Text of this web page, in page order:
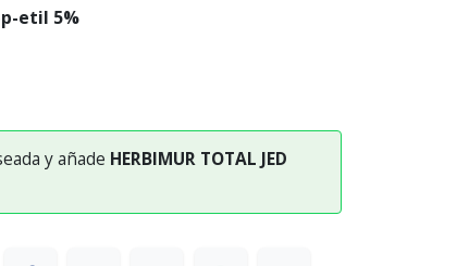
etil 5%
y añade HERBIMUR TOTAL JED